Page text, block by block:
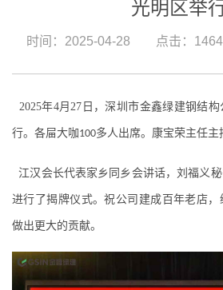
光明区举
时间：2025-04-28 点击：
2025年4月27日，深圳市金鑫绿建钢结
行。 各屇大咖 100多人出席。康宝荣主任主
江汉会长代表家乡同乡会讲话，刘福义
进行了揭牌仪式。祝公司建成百年老店
做出更大的贡献。